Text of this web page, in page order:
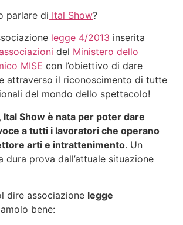
parlare di Ital Show?
legge 4/2013 inserita
del Ministero dello
MISE con l’obiettivo di dare
attraverso il riconoscimento di tutte
del mondo dello spettacolo!
Ital Show è nata per poter dare
a tutti i lavoratori che operano
arti e intrattenimento. Un
dura prova dall’attuale situazione
dire associazione legge
bene: